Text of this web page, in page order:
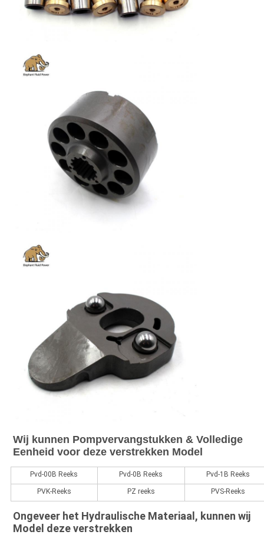
Wij kunnen Pompvervangstukken & Volledige
Eenheid voor deze verstrekken Model
Pvd-00B Reeks Pvd-0B Reeks Pvd-1B Reeks
PVK-Reeks PZ reeks PVS-Reeks
Ongeveer het Hydraulische Materiaal, kunnen wij
Model deze verstrekken